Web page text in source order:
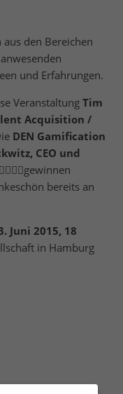
den Bereichen
und Erfahrungen.
VeranstaltungTim
Acquisition /
DEN Gamification
CEO und
bereits an
Juni 2015, 18
in Hamburg